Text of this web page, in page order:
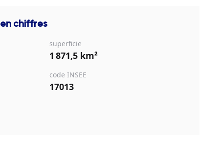
chiffres
superficie
1 871,5 km²
code INSEE
17013